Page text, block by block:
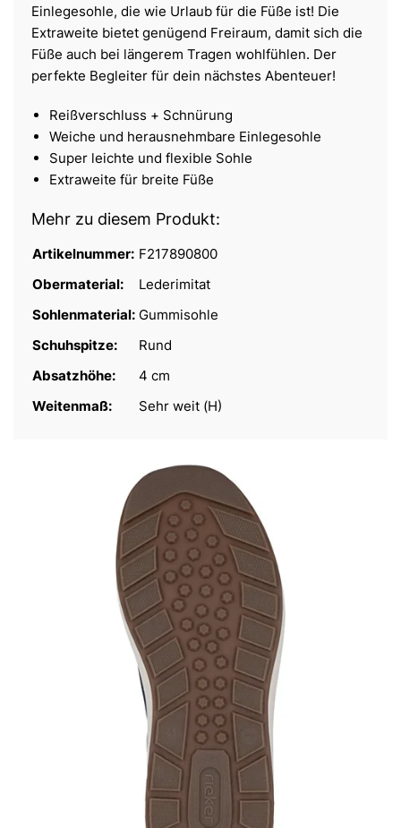
Einlegesohle, die wie Urlaub für die Füße ist! Die
Extraweite bietet genügend Freiraum, damit sich die
Füße auch bei längerem Tragen wohlfühlen. Der
perfekte Begleiter für dein nächstes Abenteuer!
Reißverschluss + Schnürung
Weiche und herausnehmbare Einlegesohle
Super leichte und flexible Sohle
Extraweite für breite Füße
Mehr zu diesem Produkt:
Artikelnummer: F217890800
Obermaterial:
Lederimitat
Sohlenmaterial: Gummisohle
Schuhspitze:
Rund
Absatzhöhe:
4 cm
Weitenmaß:
Sehr weit (H)